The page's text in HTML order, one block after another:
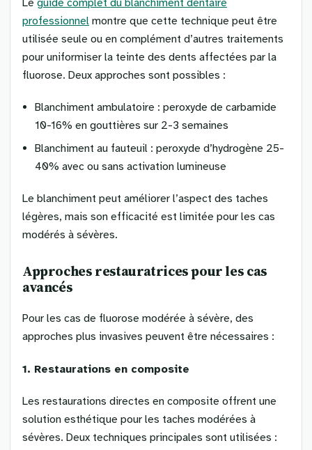
professionnel montre que cette technique peut être
utilisée seule ou en complément d’autres traitements
pour uniformiser la teinte des dents affectées par la
fluorose. Deux approches sont possibles :
Blanchiment ambulatoire : peroxyde de carbamide
10-16% en gouttières sur 2-3 semaines
Blanchiment au fauteuil : peroxyde d’hydrogène 25-
40% avec ou sans activation lumineuse
Le blanchiment peut améliorer l’aspect des taches
légères, mais son efficacité est limitée pour les cas
modérés à sévères.
Approches restauratrices pour les cas
avancés
Pour les cas de fluorose modérée à sévère, des
approches plus invasives peuvent être nécessaires :
1. Restaurations en composite
Les restaurations directes en composite offrent une
solution esthétique pour les taches modérées à
sévères. Deux techniques principales sont utilisées :